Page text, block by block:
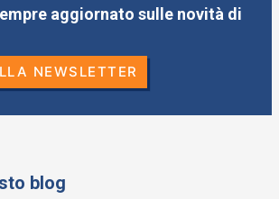
aggiornato sulle novità di
NEWSLETTER
blog